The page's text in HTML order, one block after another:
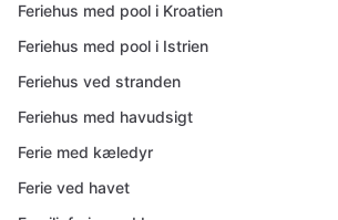
Feriehus med pool i Kroatien
Feriehus med pool i Istrien
Feriehus ved stranden
Feriehus med havudsigt
Ferie med kæledyr
Ferie ved havet